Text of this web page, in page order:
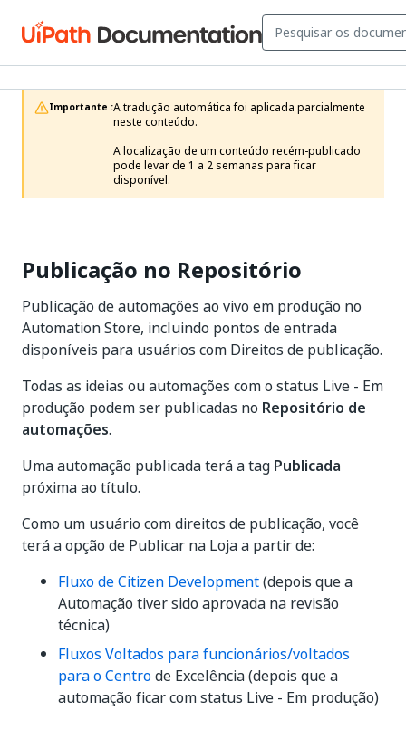
Importante :A tradução automática foi aplicada parcialmente
neste conteúdo.
A localização de um conteúdo recém-publicado
pode levar de 1 a 2 semanas para ficar
disponível.
Publicação no Repositório
Publicação de automações ao vivo em produção no
Automation Store, incluindo pontos de entrada
disponíveis para usuários com Direitos de publicação.
Todas as ideias ou automações com o status Live - Em
produção podem ser publicadas no Repositório de
automações.
Uma automação publicada terá a tag Publicada
próxima ao título.
Como um usuário com direitos de publicação, você
terá a opção de Publicar na Loja a partir de:
Fluxo de Citizen Development(depois que a
Automação tiver sido aprovada na revisão
técnica)
Fluxos Voltados para funcionários/voltados
para o Centrode Excelência (depois que a
automação ficar com status Live - Em produção)